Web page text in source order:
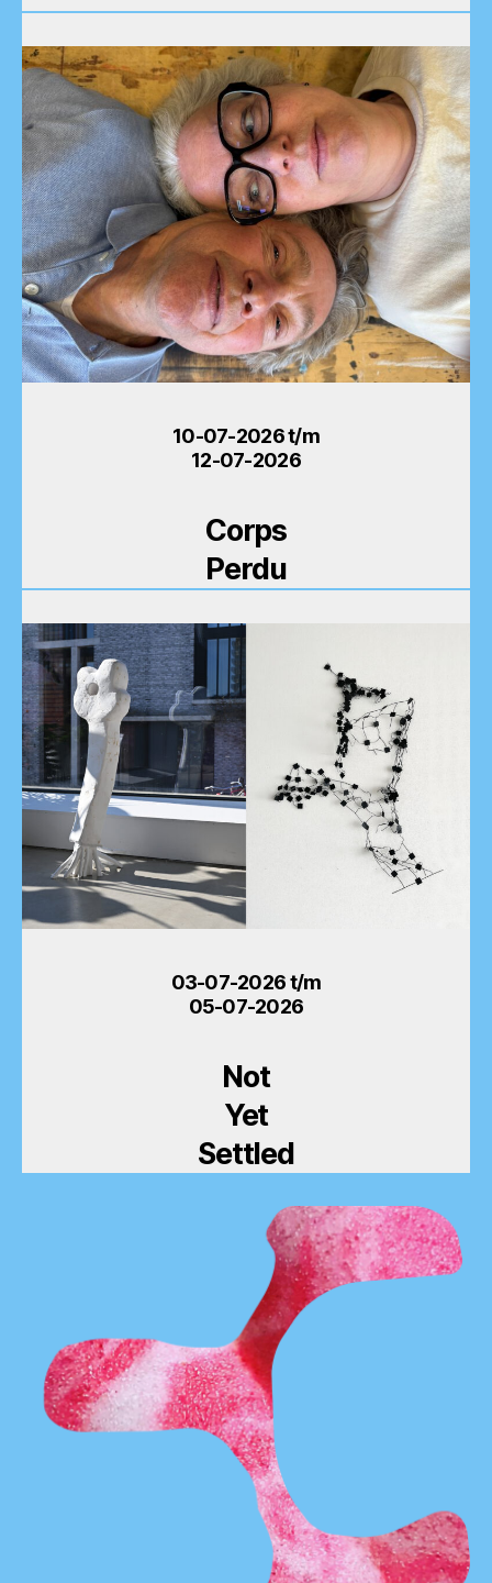
10-07-2026 t/m
12-07-2026
Corps
Perdu
03-07-2026 t/m
05-07-2026
Not
Yet
Settled